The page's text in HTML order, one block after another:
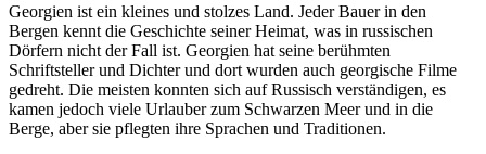
Georgien ist ein kleines und stolzes Land. Jeder Bauer in den
Bergen kennt die Geschichte seiner Heimat, was in russischen
Dörfern nicht der Fall ist. Georgien hat seine berühmten
Schriftsteller und Dichter und dort wurden auch georgische Filme
gedreht. Die meisten konnten sich auf Russisch verständigen, es
kamen jedoch viele Urlauber zum Schwarzen Meer und in die
Berge, aber sie pflegten ihre Sprachen und Traditionen.